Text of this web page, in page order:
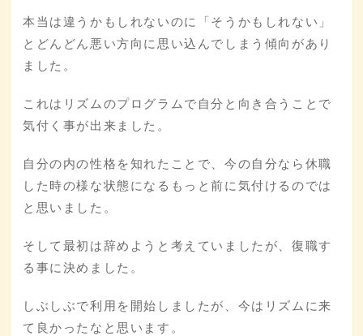
本当は違うかもしれないのに「そうかもしれない」
とどんどん悪い方向に思い込んでしまう傾向があり
ました。
これはリズムのプログラムで自分と向き合うことで
気付く事が出来ました。
自分の内の性格を知れたことで、今の自分なら休職
した時の様な状態になるもっと前に気付けるのでは
と思いました。
そして最初は辞めようと考えていましたが、復職す
る事に決めました。
しぶしぶで利用を開始しましたが、今はリズムに来
て良かったなと思います。